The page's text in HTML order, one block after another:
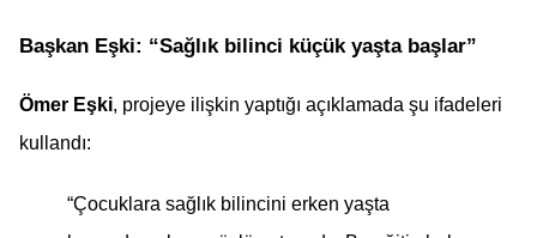
Başkan Eşki: “Sağlık bilinci küçük yaşta başlar”
Ömer Eşki , projeye ilişkin yaptığı açıklamada şu ifadeleri
kullandı:
“Çocuklara sağlık bilincini erken yaşta